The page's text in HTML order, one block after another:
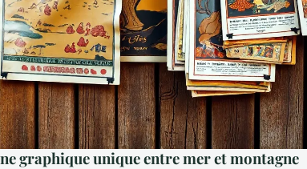
graphique unique entre mer et montagne